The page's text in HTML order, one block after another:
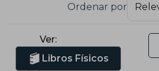
Ordenar por
Ver:
Libros Físicos